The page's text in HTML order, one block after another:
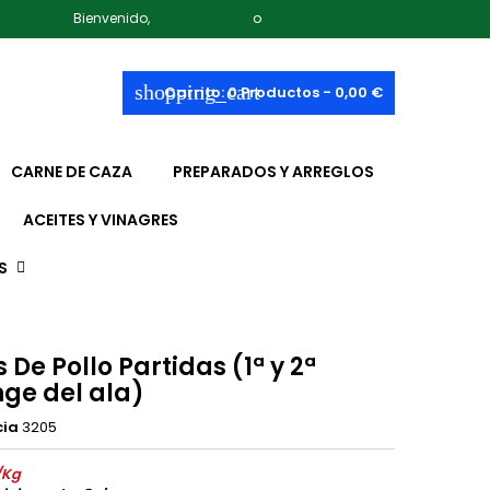
Bienvenido, o
shopping_cart
Carrito:0Productos - 0,00 €
CARNE DE CAZA PREPARADOS Y ARREGLOS
ACEITES Y VINAGRES
De Pollo Partidas (1ª y 2ª
del ala)
3205